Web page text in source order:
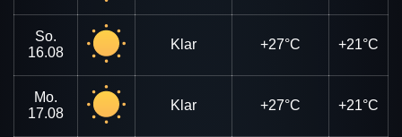
So.
16.08
Klar +27°C +21°C
Mo.
17.08
Klar +27°C +21°C